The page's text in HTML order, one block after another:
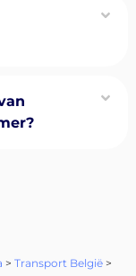
> Transport België>